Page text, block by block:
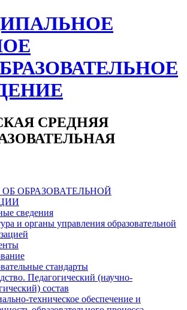
СРЕДНЯЯ
ОБРАЗОВАТЕЛЬНОЙ
сведения
и органы управления образовательной
стандарты
Педагогический (научно-
состав
техническое обеспечение и